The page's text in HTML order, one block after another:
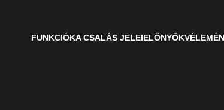
FUNKCIÓKA CSALÁS JELEIELŐNYÖK